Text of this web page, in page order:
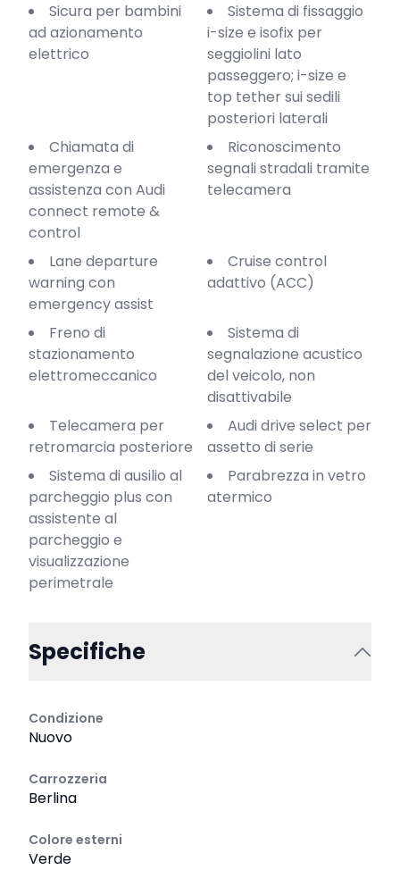
Sicura per bambini
ad azionamento
elettrico
Sistema di fissaggio
i-size e isofix per
seggiolini lato
passeggero; i-size e
top tether sui sedili
posteriori laterali
Chiamata di
emergenza e
assistenza con Audi
connect remote &
control
Riconoscimento
segnali stradali tramite
telecamera
Lane departure
warning con
emergency assist
Cruise control
adattivo (ACC)
Freno di
stazionamento
elettromeccanico
Sistema di
segnalazione acustico
del veicolo, non
disattivabile
Telecamera per
retromarcia posteriore
Audi drive select per
assetto di serie
Sistema di ausilio al
parcheggio plus con
assistente al
parcheggio e
visualizzazione
perimetrale
Parabrezza in vetro
atermico
Specifiche
Condizione
Nuovo
Carrozzeria
Berlina
Colore esterni
Verde